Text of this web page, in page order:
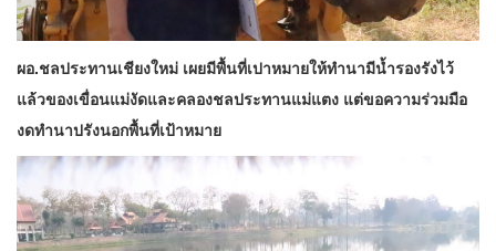
ผอ.ชลประทานเชียงใหม่ เผยมีพื้นที่เปาหมายให้ทำนามีน้ำรองรังไว้
แล้วของเขื่อนแม่งัดและคลองชลประทานแม่แตง แต่ขอความร่วมมือ
งดทำนาปรังนอกพื้นที่เป้าหมาย